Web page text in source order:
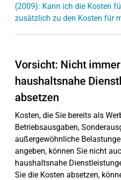
(2009): Kann ich die Kosten
zusätzlich zu den Kosten für
Vorsicht: Nicht
haushaltsnahe
absetzen
Kosten, die Sie bereits als
Betriebsausgaben,
außergewöhnliche
angeben, können Sie nicht
haushaltsnahe
Sie die Kosten absetzen,